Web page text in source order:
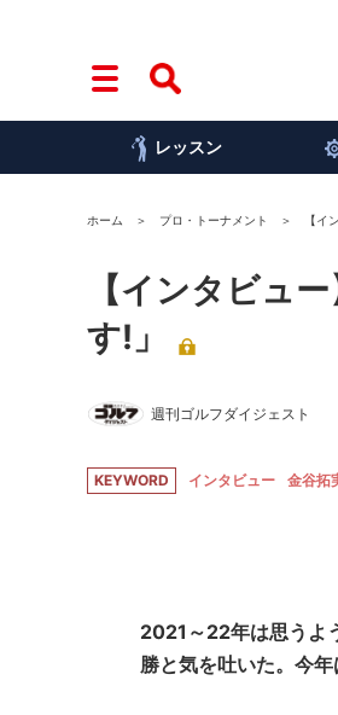
レッスン
ホーム プロ・トーナメント 【イ
【インタビュ
す!」
週刊ゴルフダイジェスト
KEYWORD インタビュー 金谷拓
2021～22年は思うよ
勝と気を吐いた。今